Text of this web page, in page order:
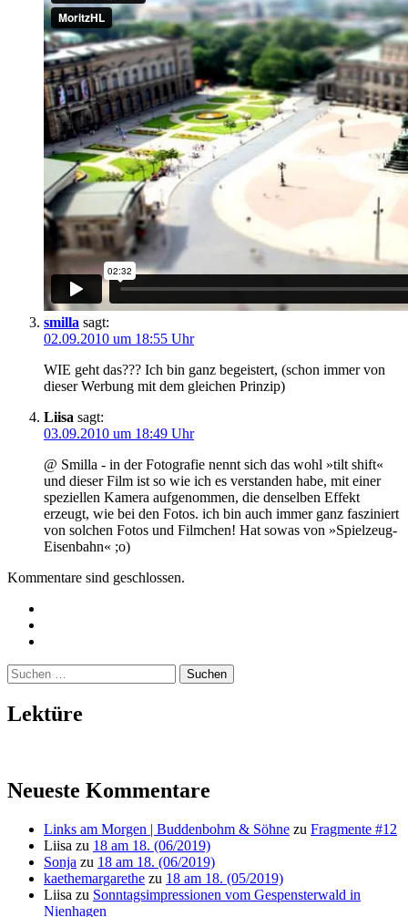
smilla sagt:
02.09.2010 um 18:55 Uhr
WIE geht das??? Ich bin ganz begeistert, (schon immer von
dieser Werbung mit dem gleichen Prinzip)
Liisa sagt:
03.09.2010 um 18:49 Uhr
@ Smilla - in der Fotografie nennt sich das wohl »tilt shift«
und dieser Film ist so wie ich es verstanden habe, mit einer
speziellen Kamera aufgenommen, die denselben Effekt
erzeugt, wie bei den Fotos. ich bin auch immer ganz fasziniert
von solchen Fotos und Filmchen! Hat sowas von »Spielzeug-
Eisenbahn« ;o)
Kommentare sind geschlossen.
Suchen
nach:
Lektüre
Neueste Kommentare
Links am Morgen | Buddenbohm & Söhne zu Fragmente #12
Liisa zu 18 am 18. (06/2019)
Sonja zu 18 am 18. (06/2019)
kaethemargarethe zu 18 am 18. (05/2019)
Liisa zu Sonntagsimpressionen vom Gespensterwald in
Nienhagen